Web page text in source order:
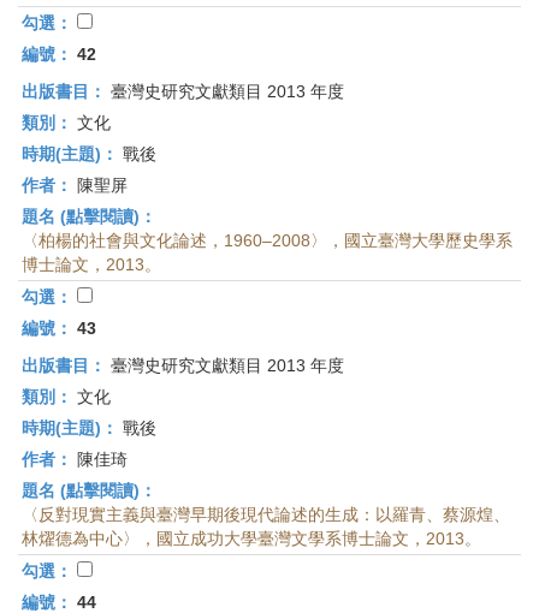
首
頁
勾選：
編號： 42
出版書目： 臺灣史研究文獻類目 2013 年度
類別： 文化
時期(主題)： 戰後
作者：
陳聖屏
題名 (點擊閱讀)：
〈柏楊的社會與文化論述，1960–2008〉，國立臺灣大學歷史學系
博士論文，2013。
勾選：
編號： 43
出版書目： 臺灣史研究文獻類目 2013 年度
類別： 文化
時期(主題)： 戰後
作者：
陳佳琦
題名 (點擊閱讀)：
〈反對現實主義與臺灣早期後現代論述的生成：以羅青、蔡源煌、
林燿德為中心〉，國立成功大學臺灣文學系博士論文，2013。
勾選：
編號： 44